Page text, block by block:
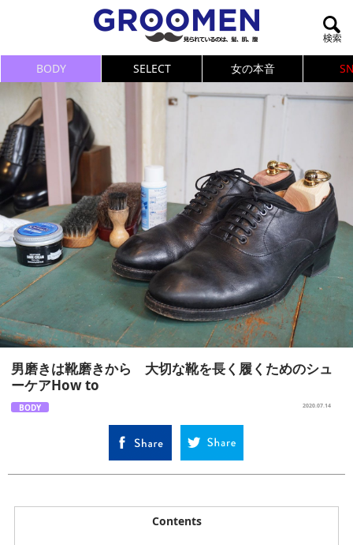
BODY SELECT 女の本音
男磨きは靴磨きから 大切な靴を長く履くためのシュ
ーケアHow to
BODY 2020.07.14
Contents